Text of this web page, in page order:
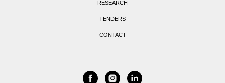
RESEARCH
TENDERS
CONTACT